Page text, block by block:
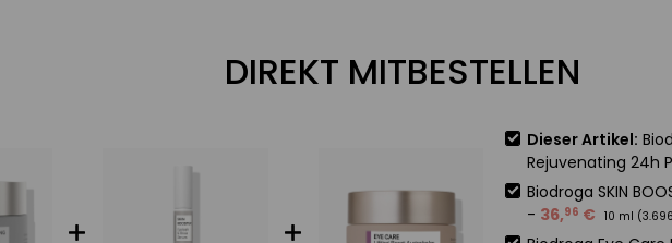
DIREKT MITBESTELLEN
Dieser Artikel:
Rejuvenating 24h
Biodroga SKIN
- 36,96 € 10 ml (